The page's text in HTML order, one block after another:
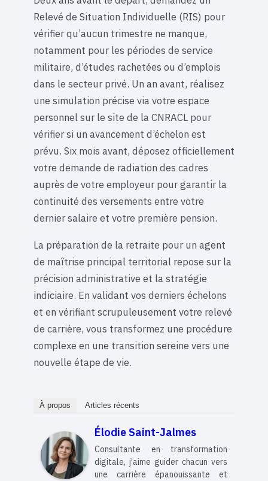
Relevé de Situation Individuelle (RIS) pour
vérifier qu’aucun trimestre ne manque,
notamment pour les périodes de service
militaire, d’études rachetées ou d’emplois
dans le secteur privé. Un an avant, réalisez
une simulation précise via votre espace
personnel sur le site de la CNRACL pour
vérifier si un avancement d’échelon est
prévu. Six mois avant, déposez officiellement
votre demande de radiation des cadres
auprès de votre employeur pour garantir la
continuité des versements entre votre
dernier salaire et votre première pension.
La préparation de la retraite pour un agent
de maîtrise principal territorial repose sur la
précision administrative et la stratégie
indiciaire. En validant vos derniers échelons
et en vérifiant scrupuleusement votre relevé
de carrière, vous transformez une procédure
complexe en une transition sereine vers une
nouvelle étape de vie.
À propos Articles récents
Élodie Saint-Jalmes
Consultante en transformation
digitale, j’aime guider chacun vers
une carrière épanouissante et